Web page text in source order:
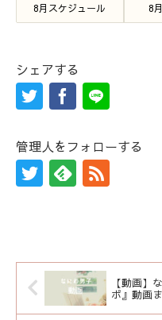
8月スケジュール 8
シェアする
管理人をフォローする
【動画】
ボ』動画